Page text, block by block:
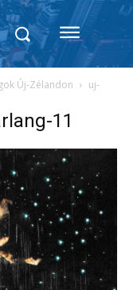
Új-Zélandon
uj-
11